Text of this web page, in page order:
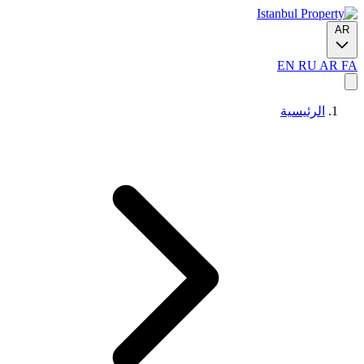
AR
EN RU AR FA
الرئيسية